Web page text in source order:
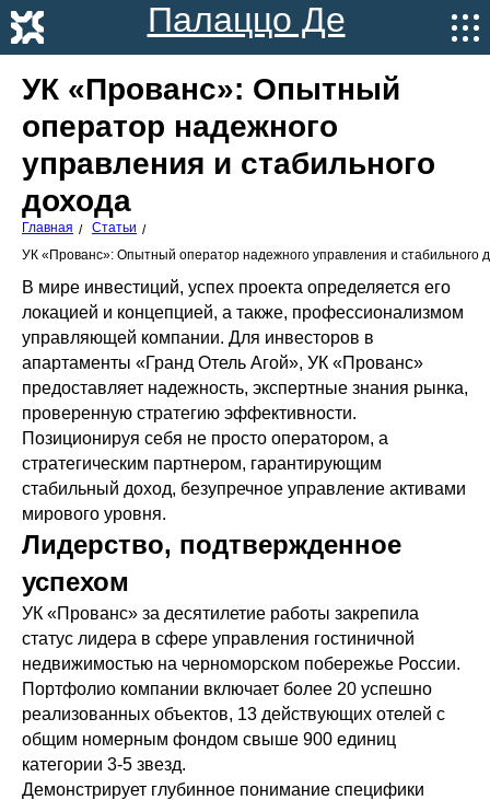
Палаццо Де
Агой
УК «Прованс»: Опытный
оператор надежного
управления и стабильного
дохода
Главная / Статьи /
УК «Прованс»: Опытный оператор надежного управления и стабильного
В мире инвестиций, успех проекта определяется его
локацией и концепцией, а также, профессионализмом
управляющей компании. Для инвесторов в
апартаменты «Гранд Отель Агой», УК «Прованс»
предоставляет надежность, экспертные знания рынка,
проверенную стратегию эффективности.
Позиционируя себя не просто оператором, а
стратегическим партнером, гарантирующим
стабильный доход, безупречное управление активами
мирового уровня.
Лидерство, подтвержденное
успехом
УК «Прованс» за десятилетие работы закрепила
статус лидера в сфере управления гостиничной
недвижимостью на черноморском побережье России.
Портфолио компании включает более 20 успешно
реализованных объектов, 13 действующих отелей с
общим номерным фондом свыше 900 единиц
категории 3-5 звезд.
Демонстрирует глубинное понимание специфики